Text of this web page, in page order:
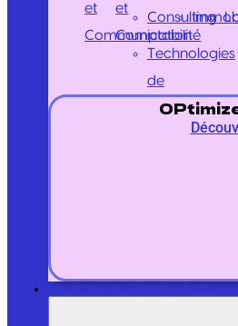
et
Communication
et
Comptabilité
Consulting
Technologies
de
Services aux particuliers